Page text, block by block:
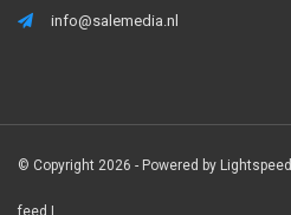
info@salemedia.nl
© Copyright 2026 - Powered by Lightspeed
feed |